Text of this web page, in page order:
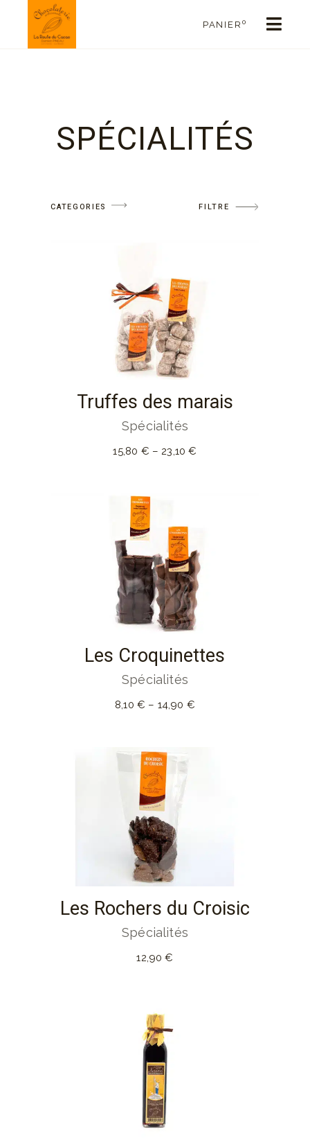
PANIER0
SPÉCIALITÉS
CATEGORIES FILTRE
Truffes des marais
Spécialités
15,80 € – 23,10€
Les Croquinettes
Spécialités
8,10 € – 14,90 €
Les Rochers du Croisic
Spécialités
12,90€